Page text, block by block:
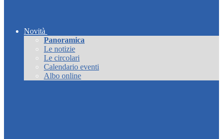
Novità
Panoramica
Le notizie
Le circolari
Calendario eventi
Albo online